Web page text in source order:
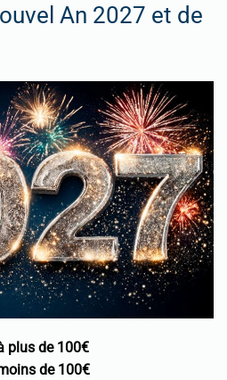
An 2027 et de
plus de 100€
de 100€